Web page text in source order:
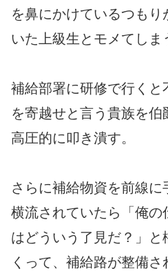
を鼻にかけているつも
いた上級生とモメてしま
補給部署に研修で行くと
を寄越せと言う貴族を伯
高圧的に叩き潰す。
さらに補給物資を前線
横流されていたら「俺の
はどういう了見だ？」と
くって、補給路が整備